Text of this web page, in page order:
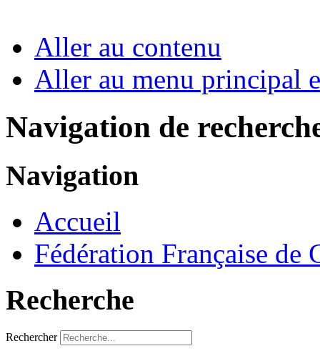
Aller au contenu
Aller au menu principal
Navigation de
Navigation
Accueil
Fédération Française de
Recherche
Rechercher